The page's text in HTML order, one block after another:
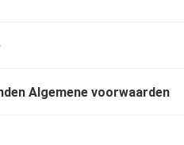
Algemene voorwaarden